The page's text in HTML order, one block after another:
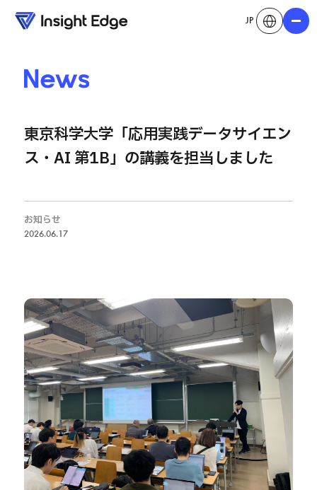
JP メニュ
News
東京科学大学「応用実践データサイエン
ス・AI 第1B」の講義を担当しました
お知らせ
2026.06.17